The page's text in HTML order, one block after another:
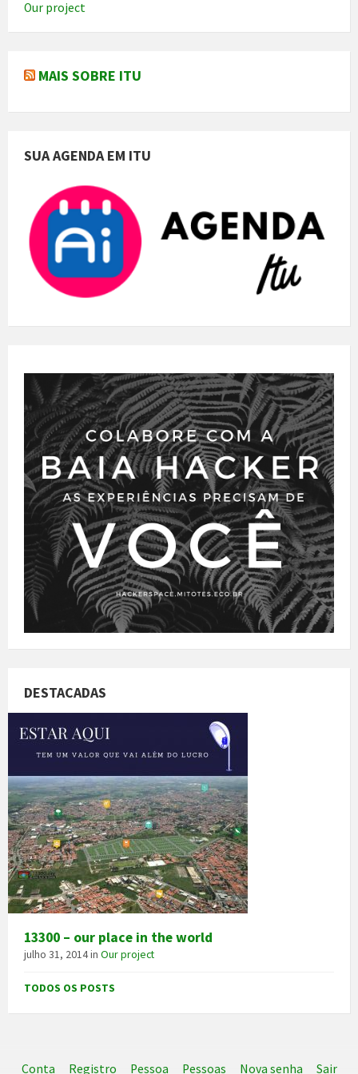
Our project
MAIS SOBRE ITU
SUA AGENDA EM ITU
DESTACADAS
13300 – our place in the world
julho 31, 2014in Our project
TODOS OS POSTS
Conta Registro Pessoa Pessoas Nova senha Sair